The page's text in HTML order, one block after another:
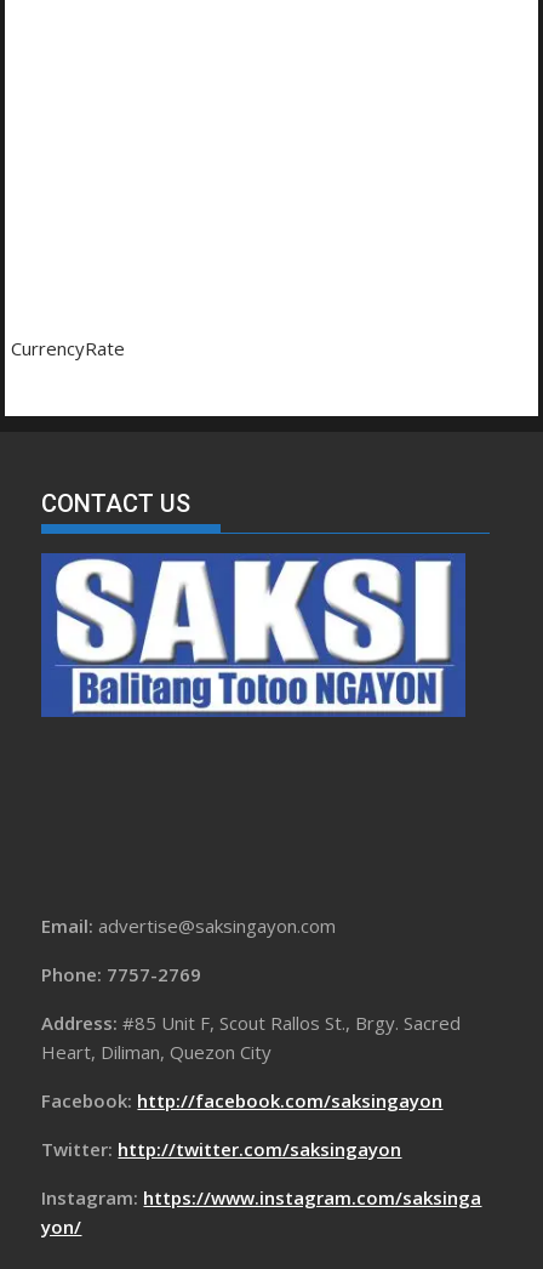
CurrencyRate
CONTACT US
Email: advertise@saksingayon.com
Phone: 7757-2769
Address:#85 Unit F, Scout Rallos St., Brgy. Sacred
Heart, Diliman, Quezon City
Facebook: http://facebook.com/saksingayon
Twitter: http://twitter.com/saksingayon
Instagram: https://www.instagram.com/saksinga
yon/